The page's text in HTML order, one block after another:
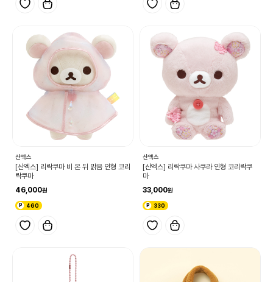
산엑스
[산엑스] 리락쿠마 비 온 뒤 맑음 인형 코리
락쿠마
46,000
460
산엑스
[산엑스] 리락쿠마 사쿠라 인형 코리락쿠
마
33,000
330